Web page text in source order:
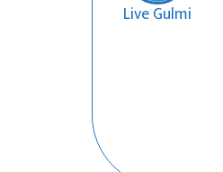
Live Gulmi